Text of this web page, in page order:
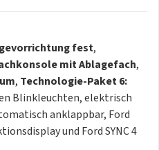
fest,
mit Ablagefach,
, Technologie-Paket 6:
Blinkleuchten, elektrisch
anklappbar, Ford
und Ford SYNC 4